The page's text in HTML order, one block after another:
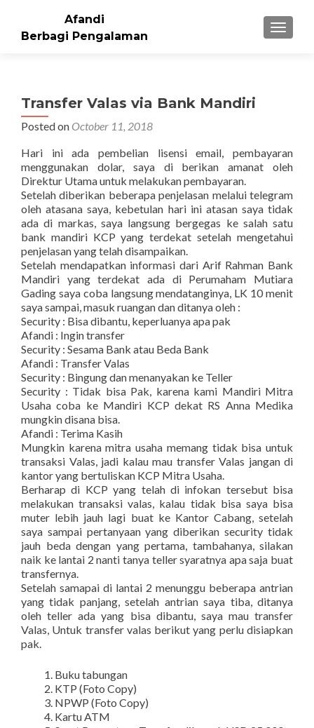
Afandi
Berbagi Pengalaman
Transfer Valas via Bank Mandiri
Posted on October 11, 2018
Hari ini ada pembelian lisensi email, pembayaran
menggunakan dolar, saya di berikan amanat oleh
Direktur Utama untuk melakukan pembayaran.
Setelah diberikan beberapa penjelasan melalui telegram
oleh atasana saya, kebetulan hari ini atasan saya tidak
ada di markas, saya langsung bergegas ke salah satu
bank mandiri KCP yang terdekat setelah mengetahui
penjelasan yang telah disampaikan.
Setelah mendapatkan informasi dari Arif Rahman Bank
Mandiri yang terdekat ada di Perumaham Mutiara
Gading saya coba langsung mendatanginya, LK 10 menit
saya sampai, masuk ruangan dan ditanya oleh :
Security : Bisa dibantu, keperluanya apa pak
Afandi : Ingin transfer
Security : Sesama Bank atau Beda Bank
Afandi : Transfer Valas
Security : Bingung dan menanyakan ke Teller
Security : Tidak bisa Pak, karena kami Mandiri Mitra
Usaha coba ke Mandiri KCP dekat RS Anna Medika
mungkin disana bisa.
Afandi : Terima Kasih
Mungkin karena mitra usaha memang tidak bisa untuk
transaksi Valas, jadi kalau mau transfer Valas jangan di
kantor yang bertuliskan KCP Mitra Usaha.
Berharap di KCP yang telah di infokan tersebut bisa
melakukan transaksi valas, kalau tidak bisa saya bisa
muter lebih jauh lagi buat ke Kantor Cabang, setelah
saya sampai pertanyaan yang diberikan security tidak
jauh beda dengan yang pertama, tambahanya, silakan
naik ke lantai 2 nanti tanya teller syaratnya apa saja buat
transfernya.
Setelah samapai di lantai 2 menunggu beberapa antrian
yang tidak panjang, setelah antrian saya tiba, ditanya
oleh teller ada yang bisa dibantu, saya mau transfer
Valas, Untuk transfer valas berikut yang perlu disiapkan
pak.
Buku tabungan
KTP (Foto Copy)
NPWP (Foto Copy)
Kartu ATM